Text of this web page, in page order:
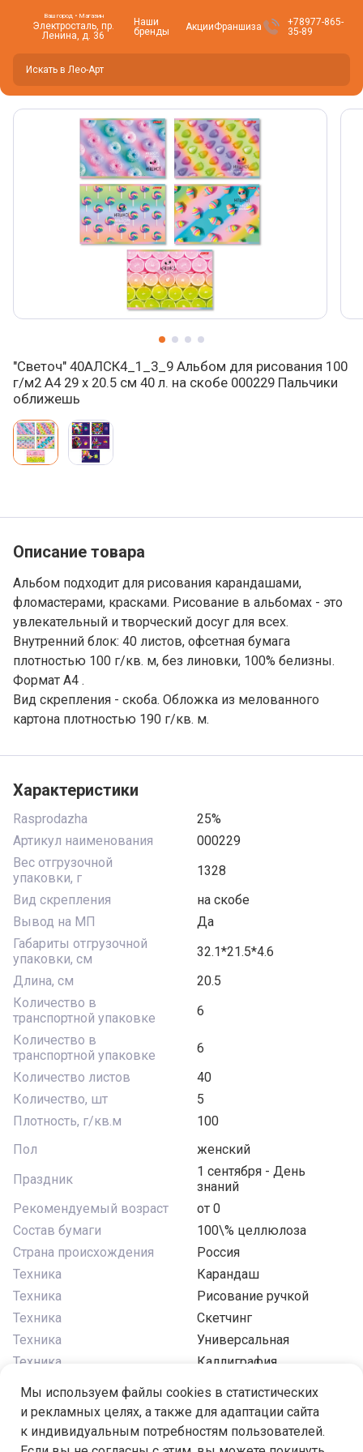
Ваш город • Магазин
Электросталь, пр.
Ленина, д. 36
Наши
бренды
АкцииФраншиза
+78977-865-
35-89
"Светоч" 40АЛСК4_1_3_9 Альбом для рисования 100
г/м2 A4 29 х 20.5 см 40 л. на скобе 000229 Пальчики
оближешь
Варианты товара, краткая характеристика
Фото товара
Описание товара
Альбом подходит для рисования карандашами,
фломастерами, красками. Рисование в альбомах - это
увлекательный и творческий досуг для всех.
Внутренний блок: 40 листов, офсетная бумага
плотностью 100 г/кв. м, без линовки, 100% белизны.
Формат А4 .
Вид скрепления - скоба. Обложка из мелованного
картона плотностью 190 г/кв. м.
Характеристики
Rasprodazha
25%
Артикул наименования
000229
Вес отгрузочной
упаковки, г
1328
Вид скрепления
на скобе
Вывод на МП
Да
Габариты отгрузочной
упаковки, см
32.1*21.5*4.6
Длина, см
20.5
Количество в
транспортной упаковке
6
Количество в
транспортной упаковке
6
Количество листов
40
Количество, шт
5
Плотность, г/кв.м
100
Пол
женский
Праздник
1 сентября - День
знаний
Рекомендуемый возраст
от 0
Состав бумаги
100\% целлюлоза
Страна происхождения
Россия
Техника
Карандаш
Техника
Рисование ручкой
Техника
Скетчинг
Техника
Универсальная
Техника
Каллиграфия
Формат
Ширина, см
29
Мы используем файлы cookies в статистических
и рекламных целях, а также для адаптации сайта
к индивидуальным потребностям пользователей.